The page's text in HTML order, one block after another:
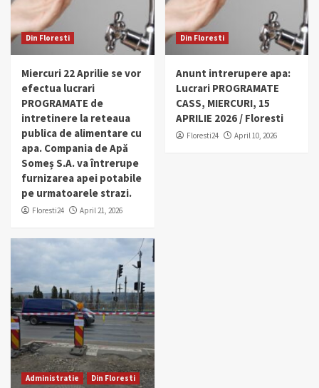
Din Floresti
Miercuri 22 Aprilie se vor
efectua lucrari
PROGRAMATE de
intretinere la reteaua
publica de alimentare cu
apa. Compania de Apă
Someș S.A. va întrerupe
furnizarea apei potabile
pe urmatoarele strazi.
Floresti24 April 21, 2026
Din Floresti
Anunt intrerupere apa:
Lucrari PROGRAMATE
CASS, MIERCURI, 15
APRILIE 2026 / Floresti
Floresti24 April 10, 2026
Administratie Din Floresti